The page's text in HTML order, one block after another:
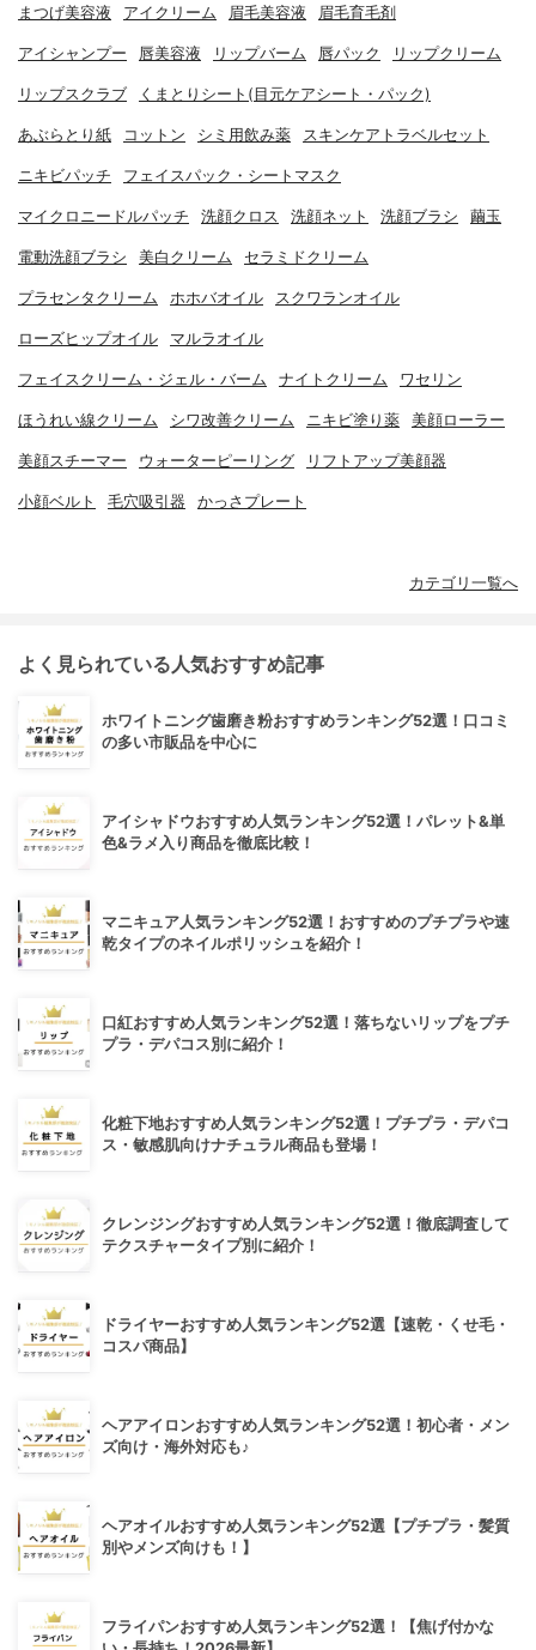
まつげ美容液 アイクリーム 眉毛美容液 眉毛育毛剤
アイシャンプー 唇美容液 リップバーム 唇パック リップクリーム
リップスクラブ くまとりシート(目元ケアシート・パック)
あぶらとり紙 コットン シミ用飲み薬 スキンケアトラベルセット
ニキビパッチ フェイスパック・シートマスク
マイクロニードルパッチ 洗顔クロス 洗顔ネット 洗顔ブラシ 繭玉
電動洗顔ブラシ 美白クリーム セラミドクリーム
プラセンタクリーム ホホバオイル スクワランオイル
ローズヒップオイル マルラオイル
フェイスクリーム・ジェル・バーム ナイトクリーム ワセリン
ほうれい線クリーム シワ改善クリーム ニキビ塗り薬 美顔ローラー
美顔スチーマー ウォーターピーリング リフトアップ美顔器
小顔ベルト 毛穴吸引器 かっさプレート
カテゴリ一覧へ
よく見られている人気おすすめ記事
ホワイトニング歯磨き粉おすすめランキング52選！口コミ
の多い市販品を中心に
アイシャドウおすすめ人気ランキング52選！パレット&単
色&ラメ入り商品を徹底比較！
マニキュア人気ランキング52選！おすすめのプチプラや速
乾タイプのネイルポリッシュを紹介！
口紅おすすめ人気ランキング52選！落ちないリップをプチ
プラ・デパコス別に紹介！
化粧下地おすすめ人気ランキング52選！プチプラ・デパコ
ス・敏感肌向けナチュラル商品も登場！
クレンジングおすすめ人気ランキング52選！徹底調査して
テクスチャータイプ別に紹介！
ドライヤーおすすめ人気ランキング52選【速乾・くせ毛・
コスパ商品】
ヘアアイロンおすすめ人気ランキング52選！初心者・メン
ズ向け・海外対応も♪
ヘアオイルおすすめ人気ランキング52選【プチプラ・髪質
別やメンズ向けも！】
フライパンおすすめ人気ランキング52選！【焦げ付かな